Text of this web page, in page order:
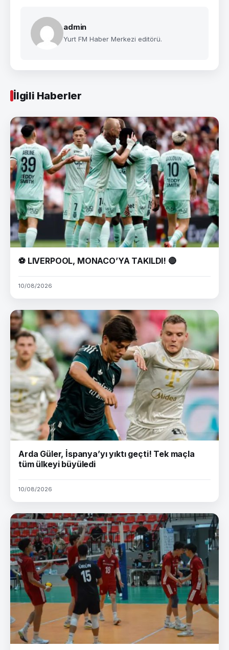
admin
Yurt FM Haber Merkezi editörü.
İlgili Haberler
⚽ LIVERPOOL, MONACO’YA TAKILDI! 🔴
10/08/2026
Arda Güler, İspanya’yı yıktı geçti! Tek maçla
tüm ülkeyi büyüledi
10/08/2026